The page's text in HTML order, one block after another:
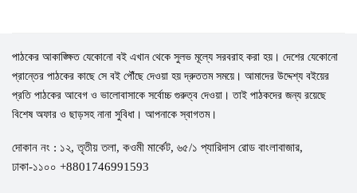
পাঠকের আকাঙ্ক্ষিত যেকোনো বই এখান থেকে সুলভ মূল্যে সরবরাহ করা হয়। দেশের যেকোনো
প্রান্তের পাঠকের কাছে সে বই পৌঁছে দেওয়া হয় দ্রুততম সময়ে। আমাদের উদ্দেশ্য বইয়ের
প্রতি পাঠকের আবেগ ও ভালোবাসাকে সর্বোচ্চ গুরুত্ব দেওয়া। তাই পাঠকদের জন্য রয়েছে
বিশেষ অফার ও ছাড়সহ নানা সুবিধা। আপনাকে স্বাগতম।
দোকান নং : ১২, তৃতীয় তলা, কওমী মার্কেট, ৬৫/১ প্যারিদাস রোড বাংলাবাজার,
ঢাকা-১১০০ +8801746991593